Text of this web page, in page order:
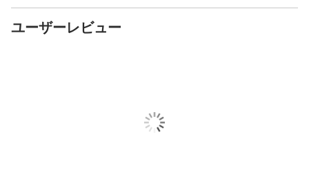
ユーザーレビュー